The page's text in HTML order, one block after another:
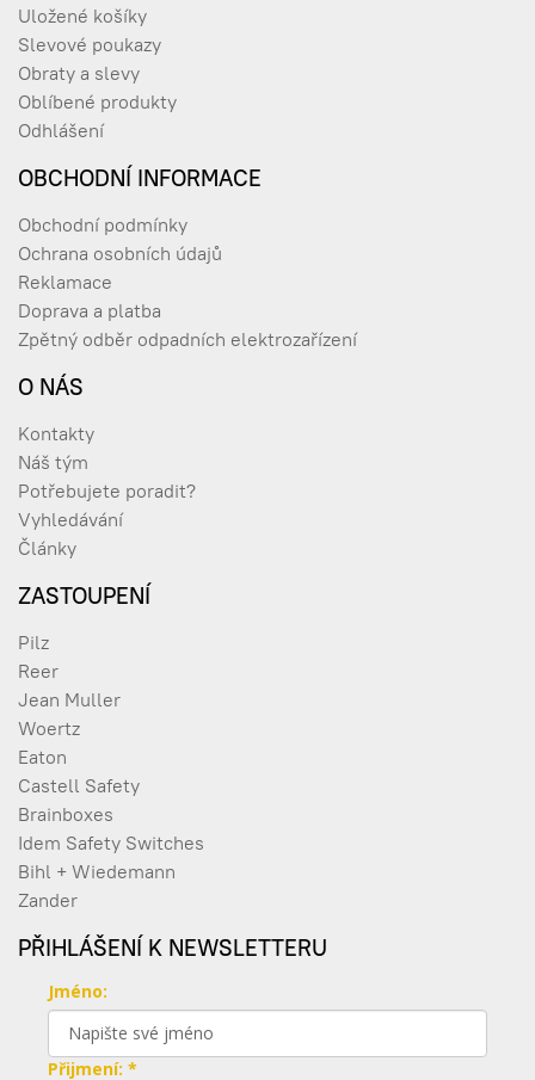
Uložené košíky
Slevové poukazy
Obraty a slevy
Oblíbené produkty
Odhlášení
OBCHODNÍ INFORMACE
Obchodní podmínky
Ochrana osobních údajů
Reklamace
Doprava a platba
Zpětný odběr odpadních elektrozařízení
O NÁS
Kontakty
Náš tým
Potřebujete poradit?
Vyhledávání
Články
ZASTOUPENÍ
Pilz
Reer
Jean Muller
Woertz
Eaton
Castell Safety
Brainboxes
Idem Safety Switches
Bihl + Wiedemann
Zander
PŘIHLÁŠENÍ K NEWSLETTERU
Jméno:
Přijmení: *